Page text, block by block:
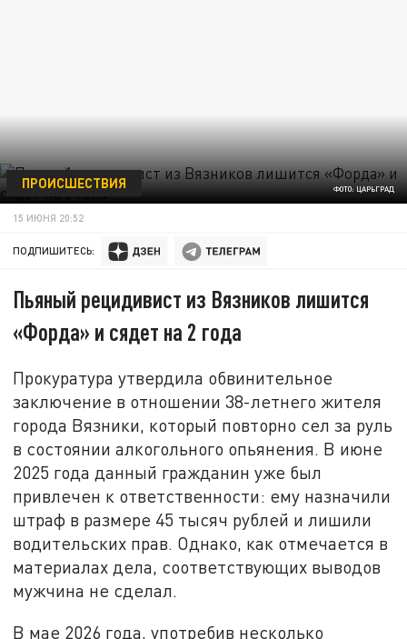
ФОТО: ЦАРЬГРАД
ПРОИСШЕСТВИЯ
15 ИЮНЯ 20:52
ПОДПИШИТЕСЬ:
Пьяный рецидивист из Вязников лишится
«Форда» и сядет на 2 года
Прокуратура утвердила обвинительное
заключение в отношении 38-летнего жителя
города Вязники, который повторно сел за руль
в состоянии алкогольного опьянения. В июне
2025 года данный гражданин уже был
привлечен к ответственности: ему назначили
штраф в размере 45 тысяч рублей и лишили
водительских прав. Однако, как отмечается в
материалах дела, соответствующих выводов
мужчина не сделал.
В мае 2026 года, употребив несколько